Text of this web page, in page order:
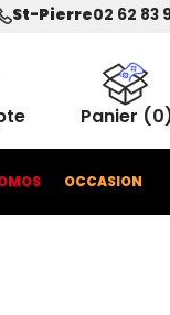
St-Pierre02 62 83
Panier
OCCASION